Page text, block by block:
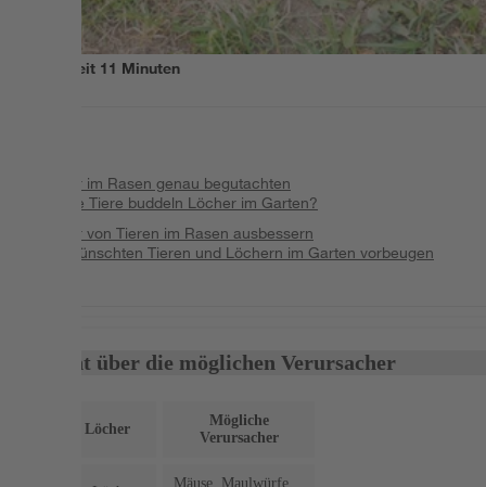
Lesezeit 11 Minuten
Löcher im Rasen genau begutachten
Welche Tiere buddeln Löcher im Garten?
Löcher von Tieren im Rasen ausbessern
Unerwünschten Tieren und Löchern im Garten vorbeugen
Übersicht über die möglichen Verursacher
Art der Löcher
Mögliche
Verursacher
Mäuse, Maulwürfe,